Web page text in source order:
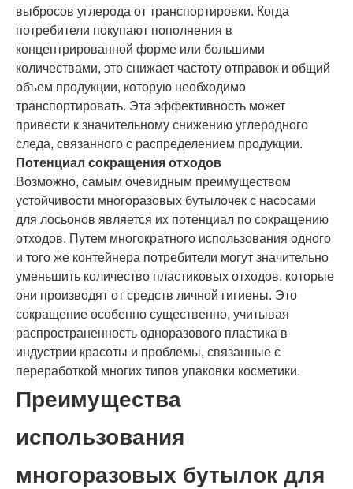
выбросов углерода от транспортировки. Когда
потребители покупают пополнения в
концентрированной форме или большими
количествами, это снижает частоту отправок и общий
объем продукции, которую необходимо
транспортировать. Эта эффективность может
привести к значительному снижению углеродного
следа, связанного с распределением продукции.
Потенциал сокращения отходов
Возможно, самым очевидным преимуществом
устойчивости многоразовых бутылочек с насосами
для лосьонов является их потенциал по сокращению
отходов. Путем многократного использования одного
и того же контейнера потребители могут значительно
уменьшить количество пластиковых отходов, которые
они производят от средств личной гигиены. Это
сокращение особенно существенно, учитывая
распространенность одноразового пластика в
индустрии красоты и проблемы, связанные с
переработкой многих типов упаковки косметики.
Преимущества
использования
многоразовых бутылок для